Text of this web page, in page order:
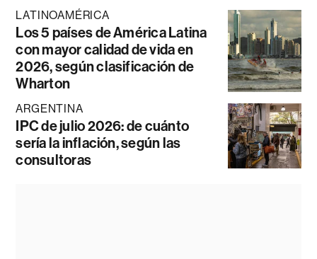
LATINOAMÉRICA
Los 5 países de América Latina
con mayor calidad de vida en
2026, según clasificación de
Wharton
ARGENTINA
IPC de julio 2026: de cuánto
sería la inflación, según las
consultoras